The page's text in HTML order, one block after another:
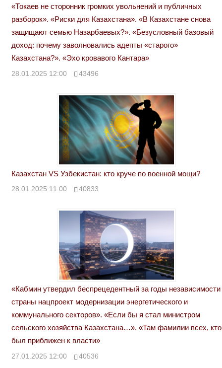
«Токаев не сторонник громких увольнений и публичных
разборок». «Риски для Казахстана». «В Казахстане снова
защищают семью Назарбаевых?». «Безусловный базовый
доход: почему заволновались адепты «старого»
Казахстана?». «Эхо кровавого Кантара»
28.01.2025 12:00 43496
Казахстан VS Узбекистан: кто круче по военной мощи?
28.01.2025 11:00 40833
«Кабмин утвердил беспрецедентный за годы независимости
страны нацпроект модернизации энергетического и
коммунального секторов». «Если бы я стал министром
сельского хозяйства Казахстана…». «Там фамилии всех, кто
был приближен к власти»
27.01.2025 12:00 40536